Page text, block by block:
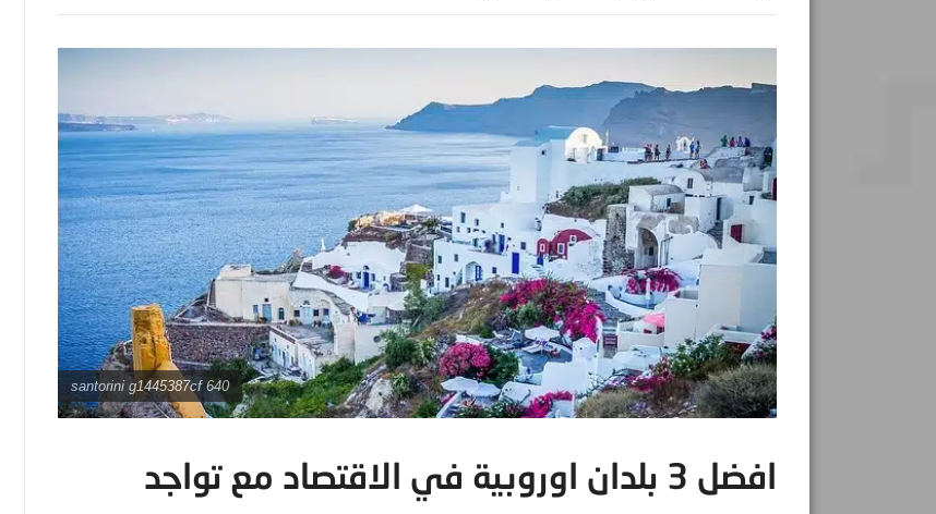
santorini g1445387cf 640
افضل 3 بلدان اوروبية في الاقتصاد مع تواجد